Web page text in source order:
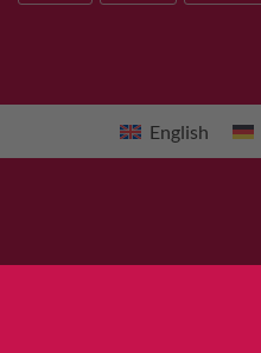
English